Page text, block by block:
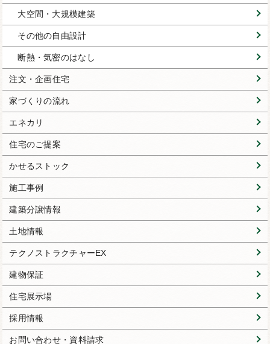
大空間・大規模建築
その他の自由設計
断熱・気密のはなし
注文・企画住宅
家づくりの流れ
エネカリ
住宅のご提案
かせるストック
施工事例
建築分譲情報
土地情報
テクノストラクチャーEX
建物保証
住宅展示場
採用情報
お問い合わせ・資料請求